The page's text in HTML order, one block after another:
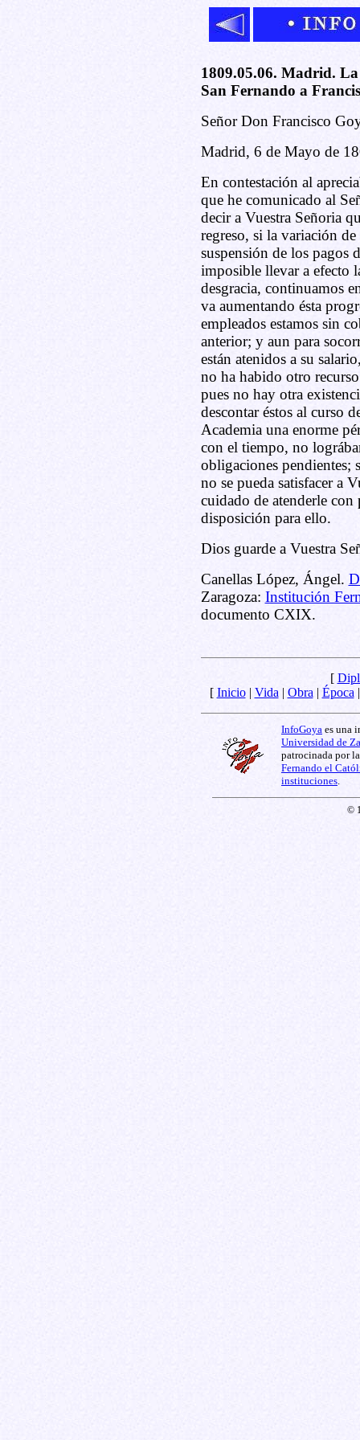
1809.05.06. Madrid. La
San Fernando a
Señor Don Francisco
Madrid, 6 de Mayo de
En contestación al
que he comunicado al
decir a Vuestra Señoria
regreso, si la variación
suspensión de los pagos
imposible llevar a efecto
desgracia, continuamos
va aumentando ésta
empleados estamos sin
anterior; y aun para
están atenidos a su
no ha habido otro
pues no hay otra
descontar éstos al curso
Academia una enorme
con el tiempo, no
obligaciones pendientes;
no se pueda satisfacer a
cuidado de atenderle
disposición para ello.
Dios guarde a Vuestra
Canellas López, Ángel.
Zaragoza: Institución
documento CXIX.
[
[ Inicio| Vida | Obra | Época
InfoGoya es una
Universidad de
patrocinada por
Fernando el
instituciones
©